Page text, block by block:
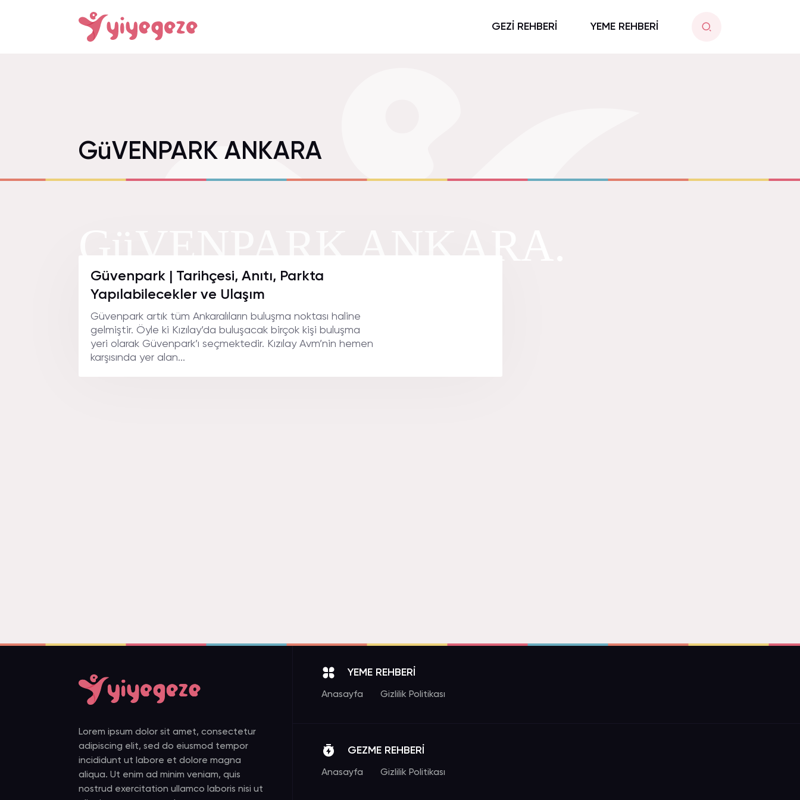
GEZİ REHBERİ YEME REHBERİ
GüVENPARK ANKARA
Güvenpark | Tarihçesi, Anıtı, Parkta
Yapılabilecekler ve Ulaşım
Güvenpark artık tüm Ankaralıların buluşma noktası haline
gelmiştir. Öyle ki Kızılay’da buluşacak birçok kişi buluşma
yeri olarak Güvenpark’ı seçmektedir. Kızılay Avm’nin hemen
karşısında yer alan...
Lorem ipsum dolor sit amet, consectetur
adipiscing elit, sed do eiusmod tempor
incididunt ut labore et dolore magna
aliqua. Ut enim ad minim veniam, quis
nostrud exercitation ullamco laboris nisi ut
YEME REHBERİ
Anasayfa Gizlilik Politikası
GEZME REHBERİ
Anasayfa Gizlilik Politikası